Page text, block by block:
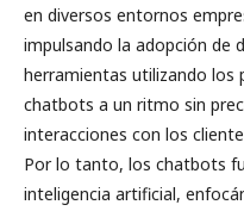
en diversos entornos
impulsando la adopción de
herramientas utilizando
chatbots a un ritmo sin
interacciones con los
Por lo tanto, los chatbots
inteligencia artificial,